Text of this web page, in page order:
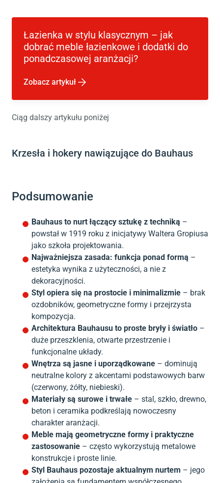
Łazienka w stylu klasycznym – jak
dobrać meble łazienkowe i dodatki do
ponadczasowej aranżacji?
Zobacz artykuł
Ciąg dalszy artykułu poniżej
Krzesła i hokery nawiązujące do Bauhaus
Podsumowanie
Bauhaus to nurt łączący sztukę z techniką –
powstał w 1919 roku z inicjatywy Waltera Gropiusa
jako szkoła projektowania.
Najważniejsza zasada: funkcja ponad formą –
estetyka wynika z użyteczności, a nie z
dekoracyjności.
Styl opiera się na prostocie i minimalizmie – brak
ozdobników, geometryczne formy i przejrzysta
kompozycja.
Architektura Bauhausu to proste bryły i światło –
duże przeszklenia, otwarte przestrzenie i
funkcjonalne układy.
Wnętrza są jasne i uporządkowane – dominują
neutralne kolory z akcentami podstawowych barw
(czerwony, żółty, niebieski).
Materiały są surowe i trwałe – stal, szkło, drewno,
beton i ceramika podkreślają nowoczesny
charakter aranżacji.
Meble mają geometryczne formy i praktyczne
zastosowanie – często wykorzystują metalowe
konstrukcje i proste linie.
Styl Bauhaus pozostaje aktualnym nurtem – jego